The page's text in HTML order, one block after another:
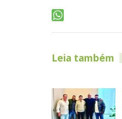
Leia também